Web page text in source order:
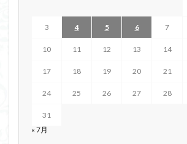
3 4 5 6 7
10 11 12 13 14
17 18 19 20 21
24 25 26 27 28
31
« 7月